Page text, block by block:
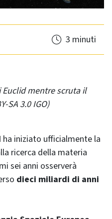
3 minuti
mentre scruta il
SA 3.0 IGO)
ha iniziato ufficialmente la
ricerca della materia
sei anni osserverà
dieci miliardi di anni